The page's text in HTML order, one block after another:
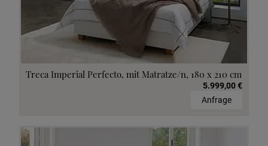
Treca Imperial Perfecto, mit Matratze/n, 180 x 210 cm
5.999,00 €
Anfrage